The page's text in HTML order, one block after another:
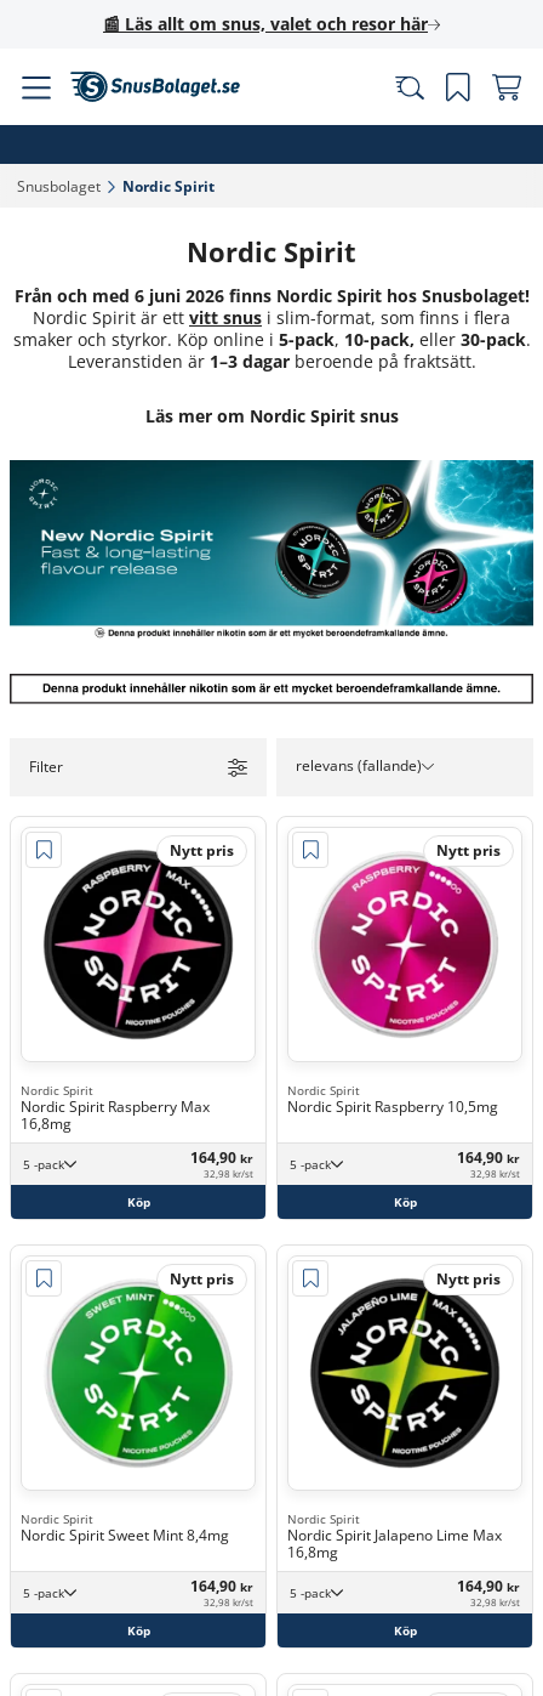
📰 Läs allt om snus, valet och resor här
Snusbolaget‎ Nordic Spirit‎
Nordic Spirit
Från och med 6 juni 2026 finns Nordic Spirit hos Snusbolaget!
Nordic Spirit är ett vitt snus i slim-format, som finns i flera
smaker och styrkor. Köp online i 5-pack, 10-pack, eller 30-pack.
Leveranstiden är 1–3 dagarberoende på fraktsätt.
Läs mer om Nordic Spirit snus
Filter relevans (fallande)
Nytt pris
Nordic Spirit
Nordic Spirit Raspberry Max
16,8mg
5 -pack 164,90 kr
32,98 kr/st
Köp
Nytt pris
Nordic Spirit
Nordic Spirit Raspberry 10,5mg
5 -pack 164,90 kr
32,98 kr/st
Köp
Nytt pris
Nordic Spirit
Nordic Spirit Sweet Mint 8,4mg
5 -pack 164,90 kr
32,98 kr/st
Köp
Nytt pris
Nordic Spirit
Nordic Spirit Jalapeno Lime Max
16,8mg
5 -pack 164,90 kr
32,98 kr/st
Köp